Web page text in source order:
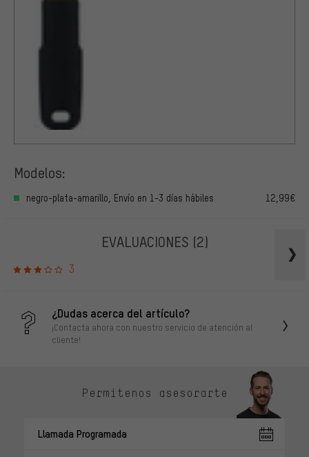
Modelos:
negro-plata-amarillo, Envío en 1-3 días hábiles 12,99€
EVALUACIONES (2)
3
¿Dudas acerca del artículo?
¡Contacta ahora con nuestro servicio de atención al
cliente!
Permítenos asesorarte
Llamada Programada